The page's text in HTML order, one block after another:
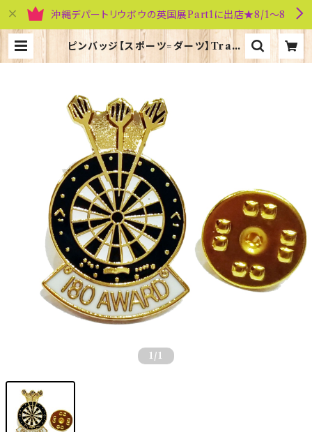
沖縄デパートリウボウの英国展Part1に出店★8/1～8
ピンバッジ【スポーツ=ダーツ】Tradi
1 /1